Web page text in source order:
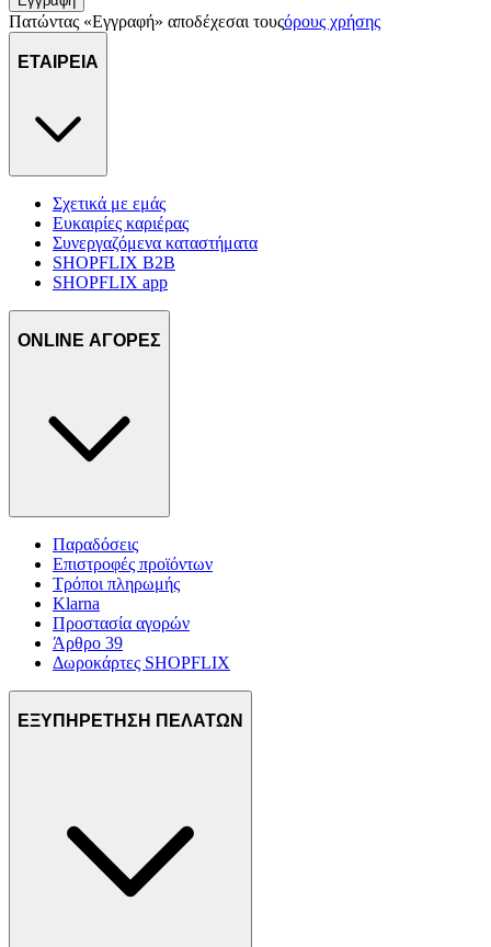
τοποθεσίας μας στους συνεργάτες μέσων κοινωνικής
δικτύωσης, διαφημίσεων και ανάλυσης.
Πατώντας «Εγγραφή» αποδέχεσαι τουςόρους χρήσης
ΕΤΑΙΡΕΙΑ
Σχετικά με εμάς
Ευκαιρίες καριέρας
Συνεργαζόμενα καταστήματα
SHOPFLIX B2B
SHOPFLIX app
ONLINE ΑΓΟΡΕΣ
Παραδόσεις
Επιστροφές προϊόντων
Τρόποι πληρωμής
Klarna
Προστασία αγορών
Άρθρο 39
Δωροκάρτες SHOPFLIX
ΕΞΥΠΗΡΕΤΗΣΗ ΠΕΛΑΤΩΝ